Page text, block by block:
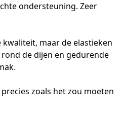
ondersteuning. Zeer
maar de elastieken
de dijen en gedurende
zoals het zou moeten